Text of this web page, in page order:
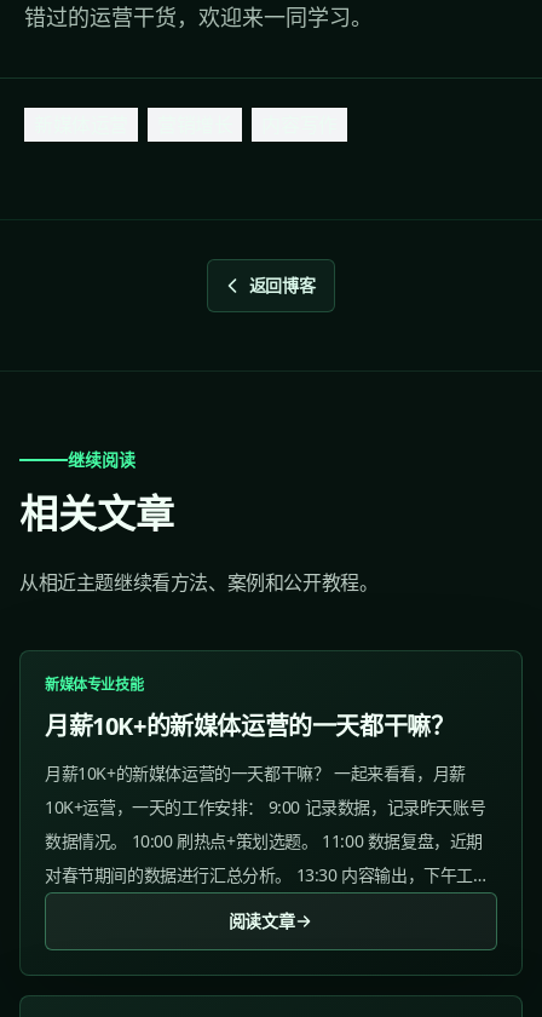
错过的运营干货，欢迎来一同学习。
返回博客
继续阅读
相关文章
从相近主题继续看方法、案例和公开教程。
新媒体专业技能
月薪10K+的新媒体运营的一天都干嘛？
月薪10K+的新媒体运营的一天都干嘛？ 一起来看看，月薪
10K+运营，一天的工作安排： 9:00 记录数据，记录昨天账号
数据情况。 10:00 刷热点+策划选题。 11:00 数据复盘，近期
对春节期间的数据进行汇总分析。 13:30 内容输出，下午工作
前来杯美式，提神醒脑。 16:00...
阅读文章